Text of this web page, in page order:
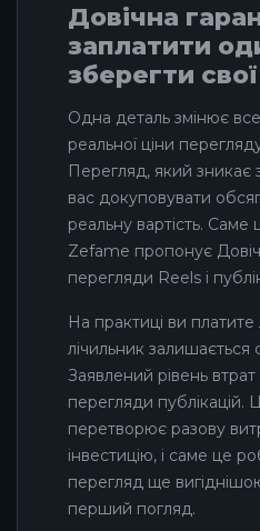
Довічна
заплатити
зберегти
Одна деталь змінює
реальної ціни
Перегляд, який зникає
вас докуповувати
реальну вартість.
Zefame пропонує
перегляди Reels і
На практиці ви
лічильник залишається
Заявлений рівень
перегляди публікацій.
перетворює разову
інвестицію, і саме це
перегляд ще
перший погляд.